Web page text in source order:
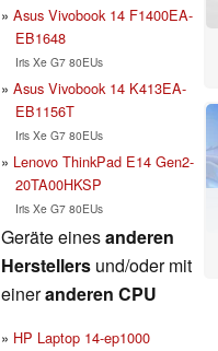
Asus Vivobook 14 F1400EA-
EB1648
Iris Xe G7 80EUs
Asus Vivobook 14 K413EA-
EB1156T
Iris Xe G7 80EUs
Lenovo ThinkPad E14 Gen2-
20TA00HKSP
Iris Xe G7 80EUs
Geräte einesanderen
Herstellers und/oder mit
eineranderen CPU
HP Laptop 14-ep1000